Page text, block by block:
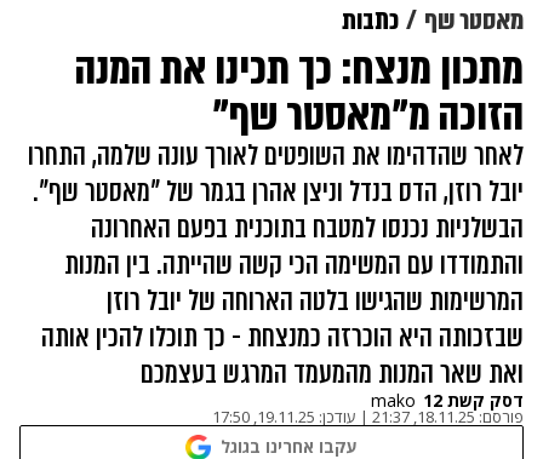
מאסטר שף כתבות
מתכון מנצח: כך תכינו את המנה
הזוכה מ"מאסטר שף"
לאחר שהדהימו את השופטים לאורך עונה שלמה, התחרו
יובל רוזן, הדס בנדל וניצן אהרן בגמר של "מאסטר שף".
הבשלניות נכנסו למטבח בתוכנית בפעם האחרונה
והתמודדו עם המשימה הכי קשה שהייתה. בין המנות
המרשימות שהגישו בלטה הארוחה של יובל רוזן
שבזכותה היא הוכרזה כמנצחת - כך תוכלו להכין אותה
ואת שאר המנות מהמעמד המרגש בעצמכם
דסק קשת 12 mako
פורסם:18.11.25, 21:37
| עודכן: 19.11.25, 17:50
עקבו אחרינו בגוגל